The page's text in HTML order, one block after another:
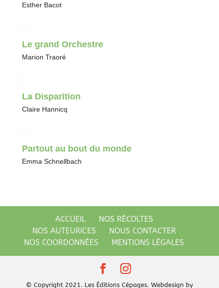
Esther Bacot
Le grand Orchestre
Marion Traoré
La Disparition
Claire Hannicq
Partout au bout du monde
Emma Schnellbach
ACCUEIL
NOS RÉCOLTES
NOS AUTEURICES
NOUS CONTACTER
NOS COORDONNÉES
MENTIONS LÉGALES
© Copyright 2021. Les Éditions Cépages. Webdesign by